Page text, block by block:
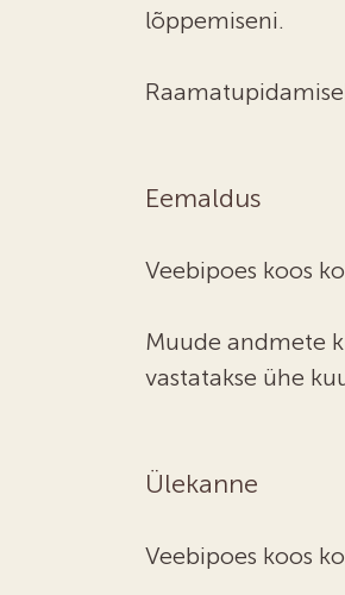
lõppemiseni.
Eemaldus
Veebipoes koos
Muude andmete
vastatakse ühe
Ülekanne
Veebipoes koos